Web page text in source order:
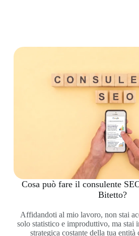
Cosa può fare il consulente
Bitetto?
Affidandoti al mio lavoro, non stai
solo statistico e improduttivo, ma stai
strategica costante della tua